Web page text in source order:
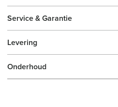
Service & Garantie
Levering
Onderhoud